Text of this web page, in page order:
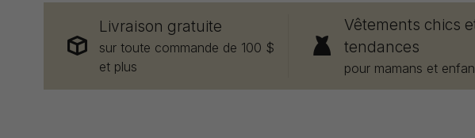
Livraison gratuite
sur toute commande de 100 $
et plus
Vêtements chics
tendances
pour mamans et